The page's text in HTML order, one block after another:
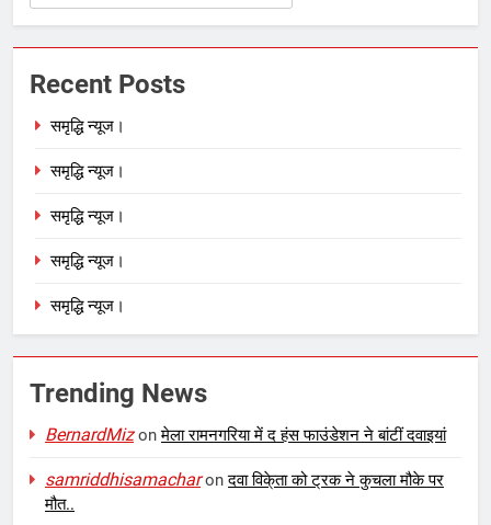
Recent Posts
समृद्धि न्यूज।
समृद्धि न्यूज।
समृद्धि न्यूज।
समृद्धि न्यूज।
समृद्धि न्यूज।
Trending News
BernardMizonमेला रामनगरिया में द हंस फाउंडेशन ने बांटीं दवाइयां
samriddhisamacharonदवा विके्ता को ट्रक ने कुचला मौके पर
मौत..